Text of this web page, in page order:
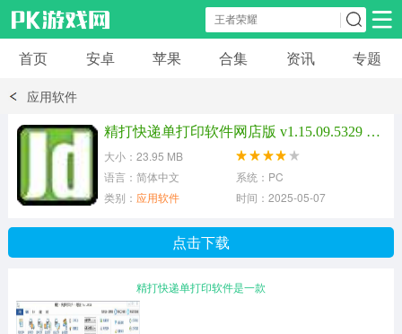
安卓应用 安卓游戏
首页 安卓 苹果 合集 资讯 专题
应用软件
精打快递单打印软件网店版 v1.15.09.5329 官方版
大小：23.95 MB
语言：简体中文
系统：PC
类别： 应用软件 时间：2025-05-07
点击下载
精打快递单打印软件是一款